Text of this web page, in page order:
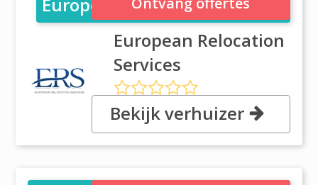
European Relocation
Services
94 chemin du Littoral, 13015
Marseille
Bekijk verhuizer